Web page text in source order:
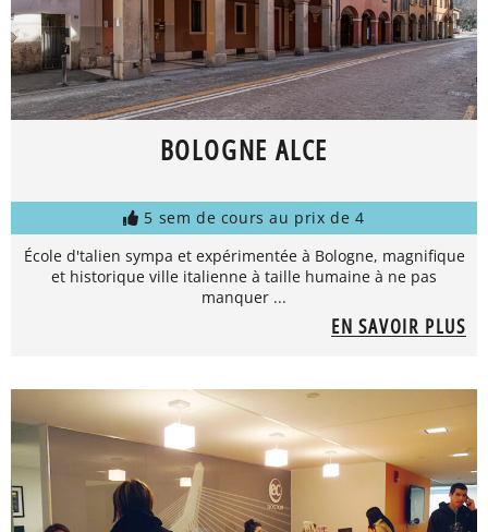
BOLOGNE ALCE
5 sem de cours au prix de 4
École d'talien sympa et expérimentée à Bologne, magnifique
et historique ville italienne à taille humaine à ne pas
manquer ...
EN SAVOIR PLUS